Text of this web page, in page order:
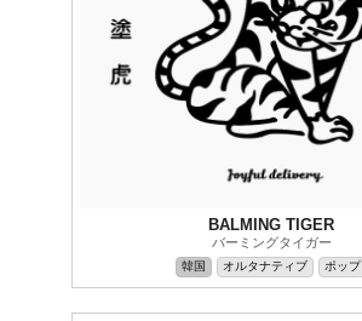
BALMING TIGER
バーミングタイガー
韓国 オルタナティブ ポップ